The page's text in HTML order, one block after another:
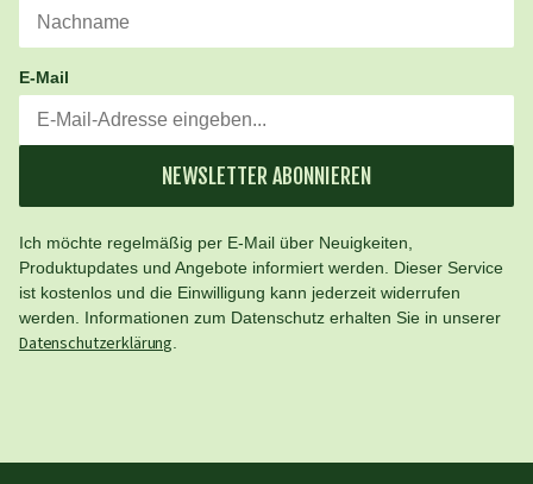
E-Mail
NEWSLETTER ABONNIEREN
Ich möchte regelmäßig per E-Mail über Neuigkeiten,
Produktupdates und Angebote informiert werden. Dieser Service
ist kostenlos und die Einwilligung kann jederzeit widerrufen
werden. Informationen zum Datenschutz erhalten Sie in unserer
Datenschutzerklärung